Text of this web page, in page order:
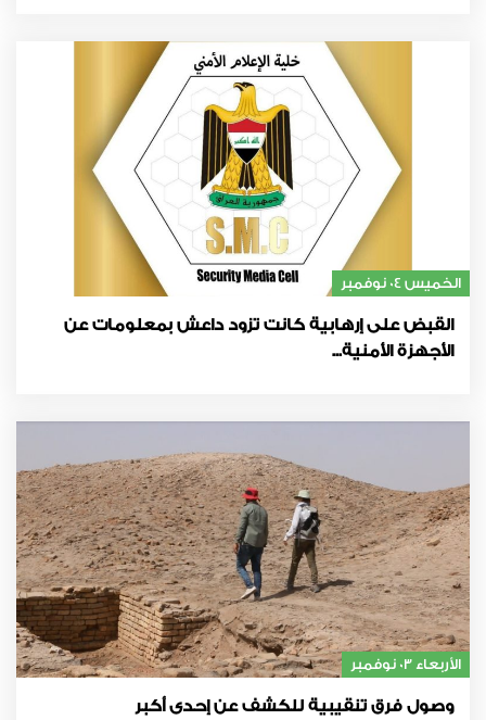
الخميس 04 نوفمبر
القبض على إرهابية كانت تزود داعش بمعلومات عن
الأجهزة الأمنية...
الأربعاء 03 نوفمبر
وصول فرق تنقيبية للكشف عن إحدى أكبر